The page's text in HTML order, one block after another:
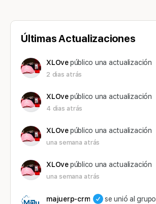
Últimas Actualizaciones
XLOvepúblico una actualización
2 dias atrás
XLOvepúblico una actualización
4 dias atrás
XLOvepúblico una actualización
una semana atrás
XLOvepúblico una actualización
una semana atrás
majuerp-crm se unió al grupo